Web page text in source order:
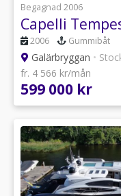
Begagnad 2006
Capelli
2006 Gummibåt
Galärbryggan •
fr. 4 566 kr/mån
599 000 kr